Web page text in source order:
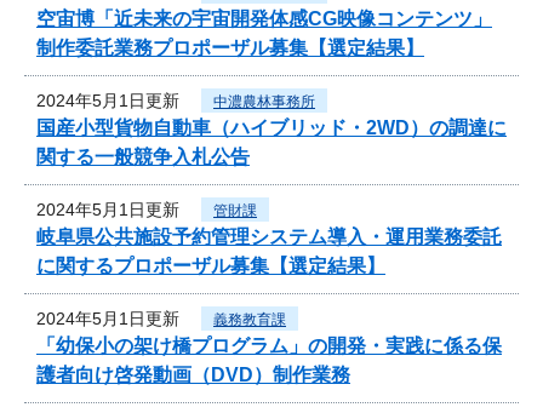
空宙博「近未来の宇宙開発体感CG映像コンテンツ」
制作委託業務プロポーザル募集【選定結果】
2024年5月1日更新 中濃農林事務所
国産小型貨物自動車（ハイブリッド・2WD）の調達に
関する一般競争入札公告
2024年5月1日更新 管財課
岐阜県公共施設予約管理システム導入・運用業務委託
に関するプロポーザル募集【選定結果】
2024年5月1日更新 義務教育課
「幼保小の架け橋プログラム」の開発・実践に係る保
護者向け啓発動画（DVD）制作業務